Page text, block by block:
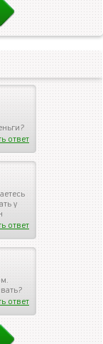
ответ
у
ответ
ответ